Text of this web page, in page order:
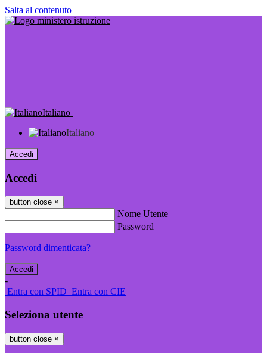
Salta al contenuto
Italiano
Italiano
Accedi
Accedi
button close ×
Nome Utente
Password
Password dimenticata?
-
Entra con SPID Entra con CIE
Seleziona utente
button close ×